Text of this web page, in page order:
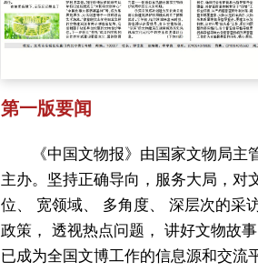
第一版要闻
《中国文物报》由国家文物局主
主办。坚持正确导向，服务大局，对
位、 宽领域、 多角度、 深层次的采
政策， 透视热点问题， 讲好文物故
已成为全国文博工作的信息源和交流